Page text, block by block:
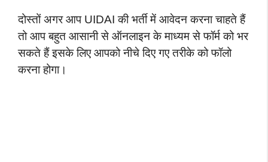
दोस्तों अगर आप UIDAI की भर्ती में आवेदन करना चाहते हैं
तो आप बहुत आसानी से ऑनलाइन के माध्यम से फॉर्म को भर
सकते हैं इसके लिए आपको नीचे दिए गए तरीके को फॉलो
करना होगा।